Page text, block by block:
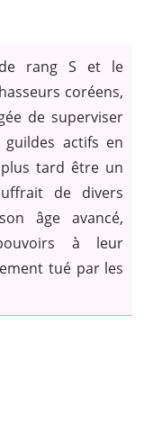
rang S et le
coréens,
de superviser
actifs en
plus tard être un
de divers
âge avancé,
à leur
tué par les